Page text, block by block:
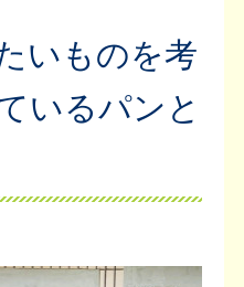
いものを考
いるパンと